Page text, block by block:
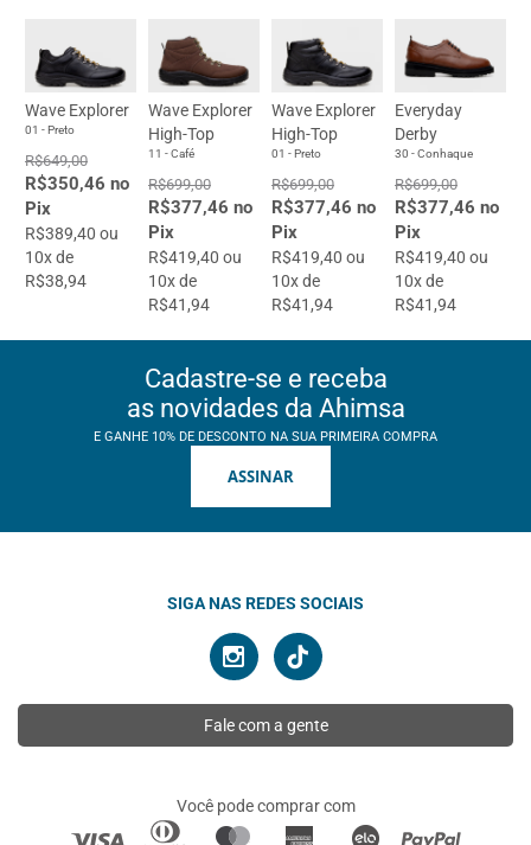
Wave Explorer
01 - Preto
R$649,00
R$350,46 no
Pix
R$389,40 ou
10x de
R$38,94
Wave Explorer
High-Top
11 - Café
R$699,00
R$377,46 no
Pix
R$419,40 ou
10x de
R$41,94
Wave Explorer
High-Top
01 - Preto
R$699,00
R$377,46 no
Pix
R$419,40 ou
10x de
R$41,94
Everyday
Derby
30 - Conhaque
R$699,00
R$377,46 no
Pix
R$419,40 ou
10x de
R$41,94
Cadastre-se e receba
as novidades da Ahimsa
E GANHE 10% DE DESCONTO NA SUA PRIMEIRA COMPRA
ASSINAR
SIGA NAS REDES SOCIAIS
Fale com a gente
Você pode comprar com